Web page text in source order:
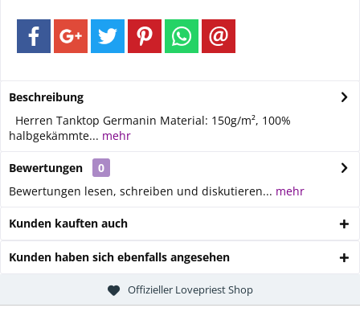
Beschreibung
Herren Tanktop Germanin Material: 150g/m², 100%
halbgekämmte... mehr
Bewertungen
0
Bewertungen lesen, schreiben und diskutieren... mehr
Kunden kauften auch
Kunden haben sich ebenfalls angesehen
Offizieller Lovepriest Shop